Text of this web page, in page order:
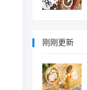
刚刚更新